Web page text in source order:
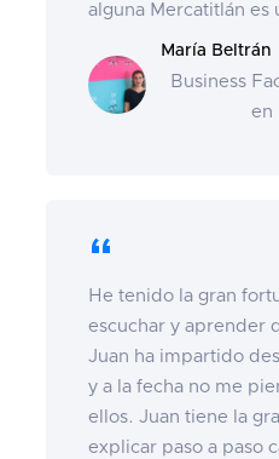
alguna Mercatitlán es
María Beltrán
Business
en
“
He tenido la gran
escuchar y aprender
Juan ha impartido
y a la fecha no me
ellos. Juan tiene la
explicar paso a paso